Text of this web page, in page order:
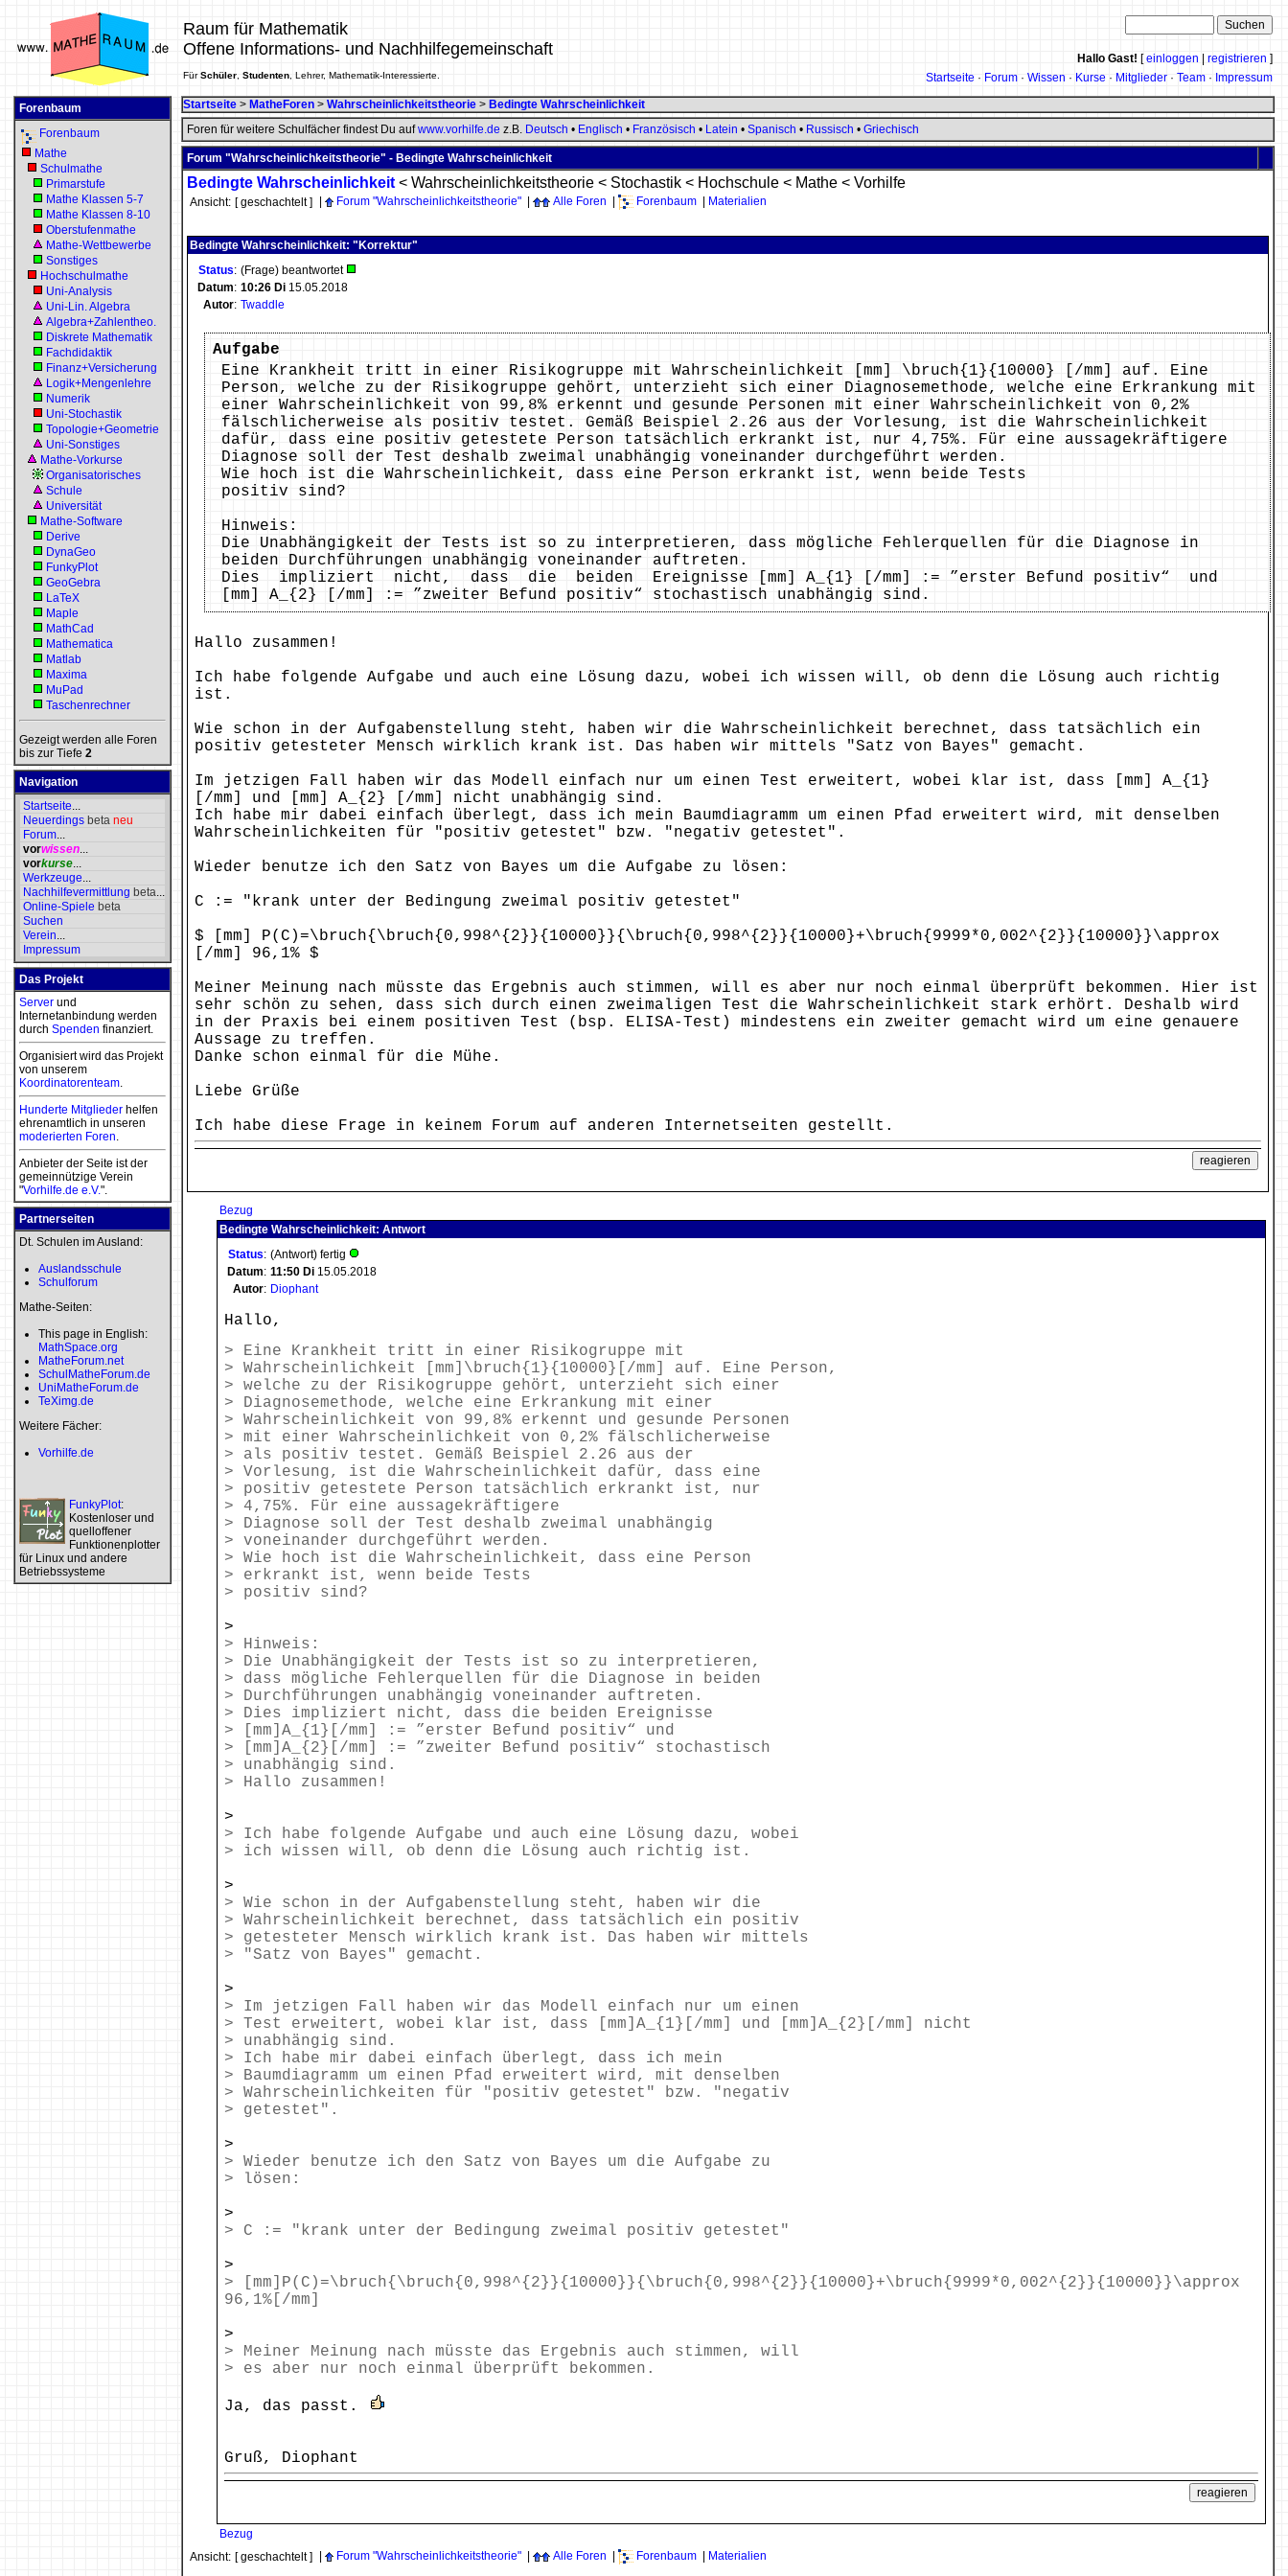
Raum für Mathematik
Offene Informations- und Nachhilfegemeinschaft
FürSchüler Studenten , Lehrer, Mathematik-Interessierte.
Hallo Gast! [einloggen registrieren ]
Startseite · Forum · Wissen · Kurse · Mitglieder · Team · Impressum
Forenbaum
Forenbaum
Mathe
Schulmathe
Primarstufe
Mathe Klassen 5-7
Mathe Klassen 8-10
Oberstufenmathe
Mathe-Wettbewerbe
Sonstiges
Hochschulmathe
Uni-Analysis
Uni-Lin. Algebra
Algebra+Zahlentheo.
Diskrete Mathematik
Fachdidaktik
Finanz+Versicherung
Logik+Mengenlehre
Numerik
Uni-Stochastik
Topologie+Geometrie
Uni-Sonstiges
Mathe-Vorkurse
Organisatorisches
Schule
Universität
Mathe-Software
Derive
DynaGeo
FunkyPlot
GeoGebra
LaTeX
Maple
MathCad
Mathematica
Matlab
Maxima
MuPad
Taschenrechner
Gezeigt werden alle Foren
bis zur Tiefe 2
Navigation
Startseite...
Neuerdings beta neu
Forum...
vorwissen...
vorkurse...
Werkzeuge...
Nachhilfevermittlung beta...
Online-Spiele beta
Suchen
Verein...
Impressum
Das Projekt
Server und
Internetanbindung werden
durch Spenden finanziert.
Organisiert wird das Projekt
von unserem
Koordinatorenteam.
Hunderte Mitglieder helfen
ehrenamtlich in unseren
moderierten Foren.
Anbieter der Seite ist der
gemeinnützige Verein
"Vorhilfe.de e.V.".
Partnerseiten
Dt. Schulen im Ausland:
Auslandsschule
Schulforum
Mathe-Seiten:
This page in English:
MathSpace.org
MatheForum.net
SchulMatheForum.de
UniMatheForum.de
TeXimg.de
Weitere Fächer:
Vorhilfe.de
FunkyPlot:
Kostenloser und
quelloffener
Funktionenplotter
für Linux und andere
Betriebssysteme
Startseite > MatheForen > Wahrscheinlichkeitstheorie > Bedingte Wahrscheinlichkeit
Foren für weitere Schulfächer findest Du aufwww.vorhilfe.de z.B. Deutsch • Englisch • Französisch • Latein • Spanisch • Russisch • Griechisch
Forum "Wahrscheinlichkeitstheorie" - Bedingte Wahrscheinlichkeit
Bedingte Wahrscheinlichkeit < Wahrscheinlichkeitstheorie < Stochastik < Hochschule < Mathe < Vorhilfe
Ansicht: [ geschachtelt ] Forum "Wahrscheinlichkeitstheorie" Alle Foren Forenbaum Materialien
Bedingte Wahrscheinlichkeit: "Korrektur"
Status: (Frage) beantwortet
Datum: 10:26 Di 15.05.2018
Autor: Twaddle
Aufgabe
Eine Krankheit tritt in einer Risikogruppe mit Wahrscheinlichkeit [mm] \bruch{1}{10000} [/mm] auf. Eine
Person, welche zu der Risikogruppe gehört, unterzieht sich einer Diagnosemethode, welche eine Erkrankung mit
einer Wahrscheinlichkeit von 99,8% erkennt und gesunde Personen mit einer Wahrscheinlichkeit von 0,2%
fälschlicherweise als positiv testet. Gemäß Beispiel 2.26 aus der Vorlesung, ist die Wahrscheinlichkeit
dafür, dass eine positiv getestete Person tatsächlich erkrankt ist, nur 4,75%. Für eine aussagekräftigere
Diagnose soll der Test deshalb zweimal unabhängig voneinander durchgeführt werden.
Wie hoch ist die Wahrscheinlichkeit, dass eine Person erkrankt ist, wenn beide Tests
positiv sind?
Hinweis:
Die Unabhängigkeit der Tests ist so zu interpretieren, dass mögliche Fehlerquellen für die Diagnose in
beiden Durchführungen unabhängig voneinander auftreten.
Dies impliziert nicht, dass die beiden Ereignisse [mm] A_{1} [/mm] := ”erster Befund positiv“ und
[mm] A_{2} [/mm] := ”zweiter Befund positiv“ stochastisch unabhängig sind.
Hallo zusammen!
Ich habe folgende Aufgabe und auch eine Lösung dazu, wobei ich wissen will, ob denn die Lösung auch richtig
ist.
Wie schon in der Aufgabenstellung steht, haben wir die Wahrscheinlichkeit berechnet, dass tatsächlich ein
positiv getesteter Mensch wirklich krank ist. Das haben wir mittels "Satz von Bayes" gemacht.
Im jetzigen Fall haben wir das Modell einfach nur um einen Test erweitert, wobei klar ist, dass [mm] A_{1}
[/mm] und [mm] A_{2} [/mm] nicht unabhängig sind.
Ich habe mir dabei einfach überlegt, dass ich mein Baumdiagramm um einen Pfad erweitert wird, mit denselben
Wahrscheinlichkeiten für "positiv getestet" bzw. "negativ getestet".
Wieder benutze ich den Satz von Bayes um die Aufgabe zu lösen:
C := "krank unter der Bedingung zweimal positiv getestet"
$ [mm] P(C)=\bruch{\bruch{0,998^{2}}{10000}}{\bruch{0,998^{2}}{10000}+\bruch{9999*0,002^{2}}{10000}}\approx
[/mm] 96,1% $
Meiner Meinung nach müsste das Ergebnis auch stimmen, will es aber nur noch einmal überprüft bekommen. Hier ist
sehr schön zu sehen, dass sich durch einen zweimaligen Test die Wahrscheinlichkeit stark erhört. Deshalb wird
in der Praxis bei einem positiven Test (bsp. ELISA-Test) mindestens ein zweiter gemacht wird um eine genauere
Aussage zu treffen.
Danke schon einmal für die Mühe.
Liebe Grüße
Ich habe diese Frage in keinem Forum auf anderen Internetseiten gestellt.
Bezug
Bedingte Wahrscheinlichkeit: Antwort
Status: (Antwort) fertig
Datum: 11:50 Di 15.05.2018
Autor: Diophant
Hallo,
> Eine Krankheit tritt in einer Risikogruppe mit
> Wahrscheinlichkeit [mm]\bruch{1}{10000}[/mm] auf. Eine Person,
> welche zu der Risikogruppe gehört, unterzieht sich einer
> Diagnosemethode, welche eine Erkrankung mit einer
> Wahrscheinlichkeit von 99,8% erkennt und gesunde Personen
> mit einer Wahrscheinlichkeit von 0,2% fälschlicherweise
> als positiv testet. Gemäß Beispiel 2.26 aus der
> Vorlesung, ist die Wahrscheinlichkeit dafür, dass eine
> positiv getestete Person tatsächlich erkrankt ist, nur
> 4,75%. Für eine aussagekräftigere
> Diagnose soll der Test deshalb zweimal unabhängig
> voneinander durchgeführt werden.
> Wie hoch ist die Wahrscheinlichkeit, dass eine Person
> erkrankt ist, wenn beide Tests
> positiv sind?
>
> Hinweis:
> Die Unabhängigkeit der Tests ist so zu interpretieren,
> dass mögliche Fehlerquellen für die Diagnose in beiden
> Durchführungen unabhängig voneinander auftreten.
> Dies impliziert nicht, dass die beiden Ereignisse
> [mm]A_{1}[/mm] := ”erster Befund positiv“ und
> [mm]A_{2}[/mm] := ”zweiter Befund positiv“ stochastisch
> unabhängig sind.
> Hallo zusammen!
>
> Ich habe folgende Aufgabe und auch eine Lösung dazu, wobei
> ich wissen will, ob denn die Lösung auch richtig ist.
>
> Wie schon in der Aufgabenstellung steht, haben wir die
> Wahrscheinlichkeit berechnet, dass tatsächlich ein positiv
> getesteter Mensch wirklich krank ist. Das haben wir mittels
> "Satz von Bayes" gemacht.
>
> Im jetzigen Fall haben wir das Modell einfach nur um einen
> Test erweitert, wobei klar ist, dass [mm]A_{1}[/mm] und [mm]A_{2}[/mm] nicht
> unabhängig sind.
> Ich habe mir dabei einfach überlegt, dass ich mein
> Baumdiagramm um einen Pfad erweitert wird, mit denselben
> Wahrscheinlichkeiten für "positiv getestet" bzw. "negativ
> getestet".
>
> Wieder benutze ich den Satz von Bayes um die Aufgabe zu
> lösen:
>
> C := "krank unter der Bedingung zweimal positiv getestet"
>
> [mm]P(C)=\bruch{\bruch{0,998^{2}}{10000}}{\bruch{0,998^{2}}{10000}+\bruch{9999*0,002^{2}}{10000}}\approx
96,1%[/mm]
>
> Meiner Meinung nach müsste das Ergebnis auch stimmen, will
> es aber nur noch einmal überprüft bekommen.
Ja, das passt.
Gruß, Diophant
Bezug
Ansicht: [ geschachtelt ] Forum "Wahrscheinlichkeitstheorie" Alle Foren Forenbaum Materialien